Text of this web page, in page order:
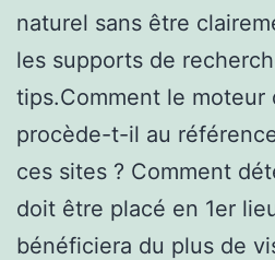
naturel sans être
les supports de
tips.Comment le moteur
procède-t-il au
ces sites ? Comment
doit être placé en 1er
bénéficiera du plus de